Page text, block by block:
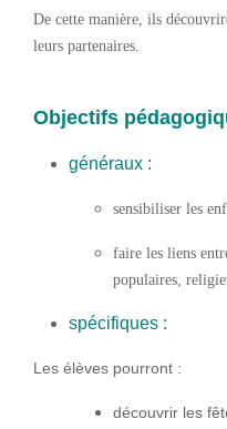
De cette manière, ils
leurs partenaires.
Objectifs
généraux :
sensibiliser les
faire les liens
populaires,
spécifiques :
Les élèves pourront :
découvrir les